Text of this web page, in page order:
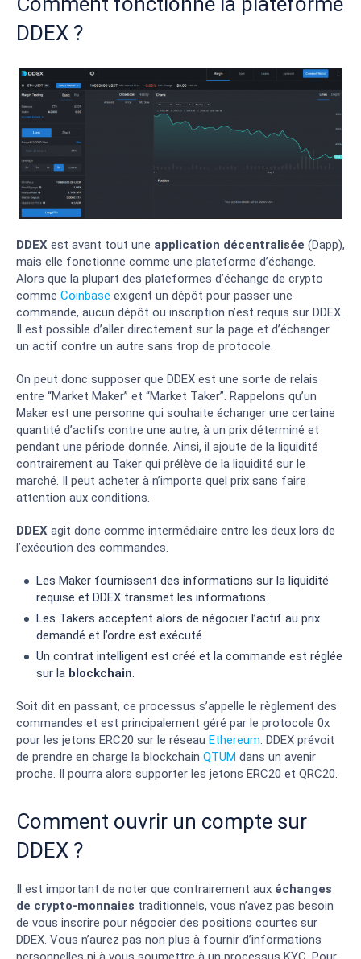
DDEX ?
DDEX est avant tout une application décentralisée (Dapp),
mais elle fonctionne comme une plateforme d’échange.
Alors que la plupart des plateformes d’échange de crypto
comme Coinbase exigent un dépôt pour passer une
commande, aucun dépôt ou inscription n’est requis sur DDEX.
Il est possible d’aller directement sur la page et d’échanger
un actif contre un autre sans trop de protocole.
On peut donc supposer que DDEX est une sorte de relais
entre “Market Maker” et “Market Taker”. Rappelons qu’un
Maker est une personne qui souhaite échanger une certaine
quantité d’actifs contre une autre, à un prix déterminé et
pendant une période donnée. Ainsi, il ajoute de la liquidité
contrairement au Taker qui prélève de la liquidité sur le
marché. Il peut acheter à n’importe quel prix sans faire
attention aux conditions.
DDEX agit donc comme intermédiaire entre les deux lors de
l’exécution des commandes.
Les Maker fournissent des informations sur la liquidité
requise et DDEX transmet les informations.
Les Takers acceptent alors de négocier l’actif au prix
demandé et l’ordre est exécuté.
Un contrat intelligent est créé et la commande est réglée
sur la blockchain.
Soit dit en passant, ce processus s’appelle le règlement des
commandes et est principalement géré par le protocole 0x
pour les jetons ERC20 sur le réseau Ethereum. DDEX prévoit
de prendre en charge la blockchain QTUM dans un avenir
proche. Il pourra alors supporter les jetons ERC20 et QRC20.
Comment ouvrir un compte sur
DDEX ?
Il est important de noter que contrairement aux échanges
de crypto-monnaies traditionnels, vous n’avez pas besoin
de vous inscrire pour négocier des positions courtes sur
DDEX. Vous n’aurez pas non plus à fournir d’informations